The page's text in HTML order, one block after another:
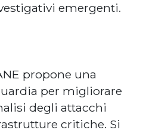
emergenti.
propone una
per migliorare
degli attacchi
critiche. Si